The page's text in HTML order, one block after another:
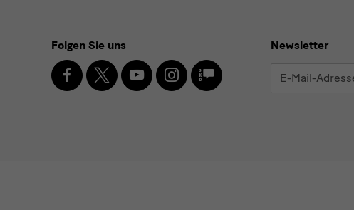
Social
Media
und
Folgen Sie uns
Facebook
X YoutubeInstagram
SKD
Blog
Newsletter
E-